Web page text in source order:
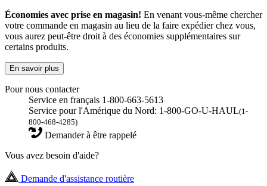
Économies avec prise en magasin! En venant vous-même chercher
votre commande en magasin au lieu de la faire expédier chez vous,
vous aurez peut-être droit à des économies supplémentaires sur
certains produits.
En savoir plus
Pour nous contacter
Service en français 1-800-663-5613
Service pour l'Amérique du Nord: 1-800-GO-U-HAUL(1-
800-468-4285)
Demander à être rappelé
Vous avez besoin d'aide?
Demande d'assistance routière